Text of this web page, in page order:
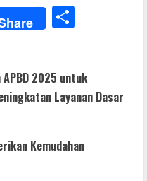
e
APBD 2025 untuk
Layanan Dasar
Kemudahan